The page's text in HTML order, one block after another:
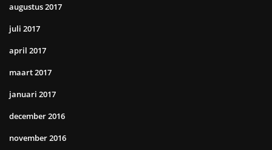
augustus 2017
juli 2017
april 2017
maart 2017
januari 2017
december 2016
november 2016